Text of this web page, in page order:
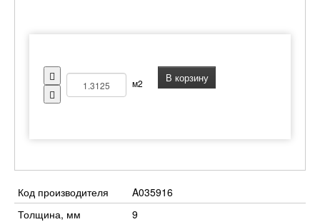
м2 В корзину
Код производителя
A035916
Толщина, мм
9